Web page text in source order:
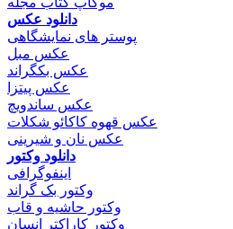
دانلود عکس
پوستر های نمایشگاهی
عکس مبل
عکس بکگراند
عکس پیتزا
عکس ساندویچ
عکس قهوه کاکائو شکلات
عکس نان و شیرینی
دانلود وکتور
اینفوگرافی
وکتور بک گراند
وکتور حاشیه و قاب
وکتور کاراکتر انسان